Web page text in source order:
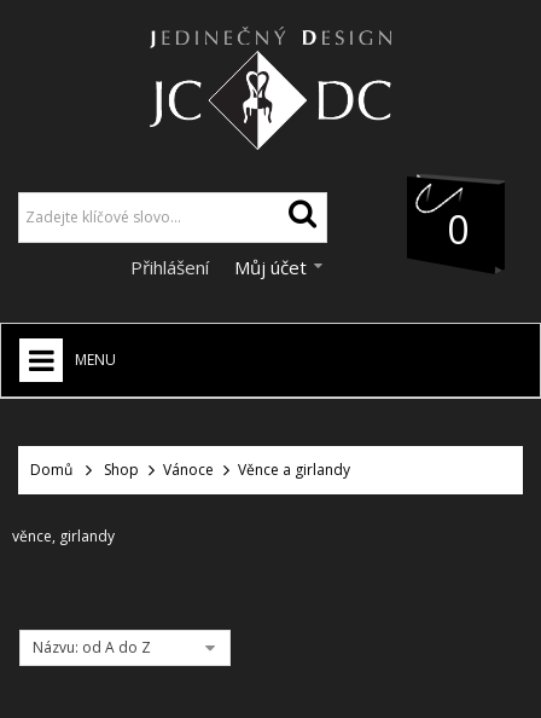
0
Přihlášení Můj účet
MENU
VÁNOCE
REALIZACE
Domů Shop Vánoce Věnce a girlandy
věnce, girlandy
Názvu: od A do Z